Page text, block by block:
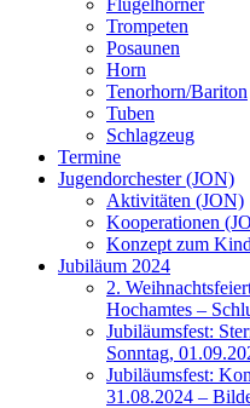
Flügelhörner
Trompeten
Posaunen
Horn
Tenorhorn/Bariton
Tuben
Schlagzeug
Termine
Jugendorchester (JON)
Aktivitäten (JON)
Kooperationen
Konzept zum
Jubiläum 2024
2.
Hochamtes –
Jubiläumsfest:
Sonntag,
Jubiläumsfest:
31.08.2024 –